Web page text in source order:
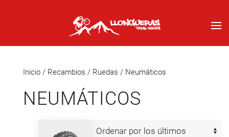
Inicio / Recambios / Ruedas / Neumáticos
NEUMÁTICOS